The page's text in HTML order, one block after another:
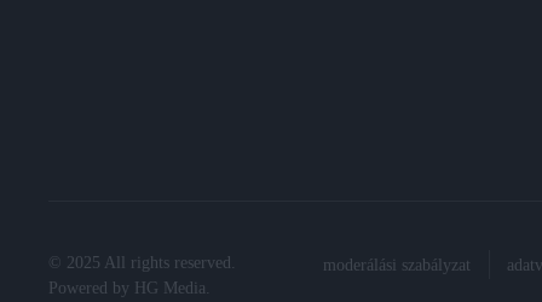
© 2025 All rights reserved.
Powered by
HG Media.
moderálási szabályzat